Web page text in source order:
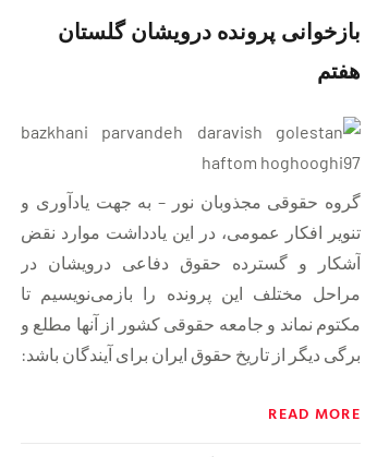
بازخوانی پرونده درویشان گلستان
هفتم
گروه حقوقی مجذوبان نور – به جهت یادآوری و
تنویر افکار عمومی، در این یادداشت موارد نقض
آشکار و گسترده حقوق دفاعی درویشان در
مراحل مختلف این پرونده را بازمی‌نویسیم تا
مکتوم نماند و جامعه حقوقی کشور از آنها مطلع و
برگی دیگر از تاریخ حقوق ایران برای آیندگان باشد:
READ MORE